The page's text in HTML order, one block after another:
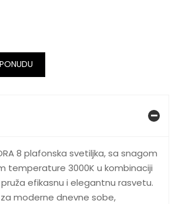
8 plafonska svetiljka, sa snagom
temperature 3000K u kombinaciji
efikasnu i elegantnu rasvetu.
moderne dnevne sobe,